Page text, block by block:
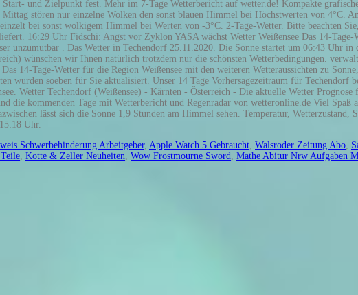
Schwerbehinderung Arbeitgeber, Apple Watch 5 Gebraucht, Walsroder Zeitung Abo,
, Kotte & Zeller Neuheiten, Wow Frostmourne Sword, Mathe Abitur Nrw Aufgaben